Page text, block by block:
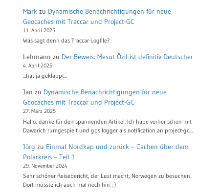
Mark zu Dynamische Benachrichtigungen für neue
Geocaches mit Traccar und Project-GC
11. April 2025
Was sagt denn das Traccar-Logfile?
Lehmann zu Der Beweis: Mesut Özil ist definitiv Deutscher
4. April 2025
...hat ja geklappt...
Jan zu Dynamische Benachrichtigungen für neue
Geocaches mit Traccar und Project-GC
27. März 2025
Hallo, danke für den spannenden Artikel. Ich habe vorher schon mit
Dawarich rumgespielt und gps logger als notification an project-gc.…
Jörg zu Einmal Nordkap und zurück – Cachen über dem
Polarkreis – Teil 1
29. November 2024
Sehr schöner Reisebericht, der Lust macht, Norwegen zu besuchen.
Dort müsste ich auch mal noch hin ;-)